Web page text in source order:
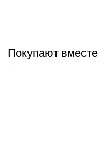
Покупают вместе